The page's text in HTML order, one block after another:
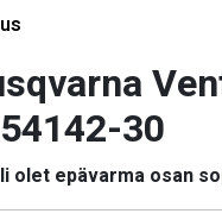
30
olet epävarma osan